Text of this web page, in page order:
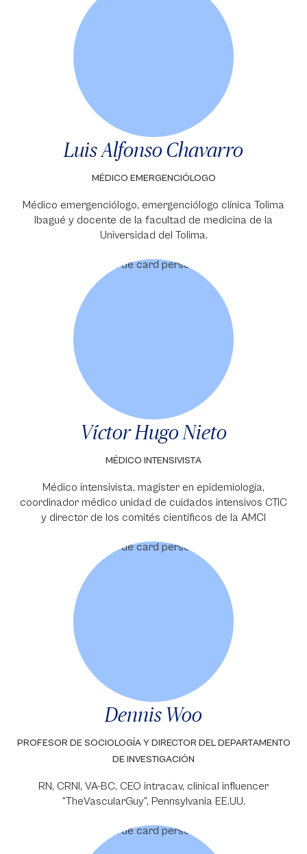
Luis Alfonso Chavarro
MÉDICO EMERGENCIÓLOGO
Médico emergenciólogo, emergenciólogo clínica Tolima
Ibagué y docente de la facultad de medicina de la
Universidad del Tolima.
Víctor Hugo Nieto
MÉDICO INTENSIVISTA
Médico intensivista, magister en epidemiología,
coordinador médico unidad de cuidados intensivos CTIC
y director de los comités científicos de la AMCI
Dennis Woo
PROFESOR DE SOCIOLOGÍA Y DIRECTOR DEL DEPARTAMENTO
DE INVESTIGACIÓN
RN, CRNI, VA-BC, CEO intracav, clinical influencer
“TheVascularGuy”, Pennsylvania EE.UU.